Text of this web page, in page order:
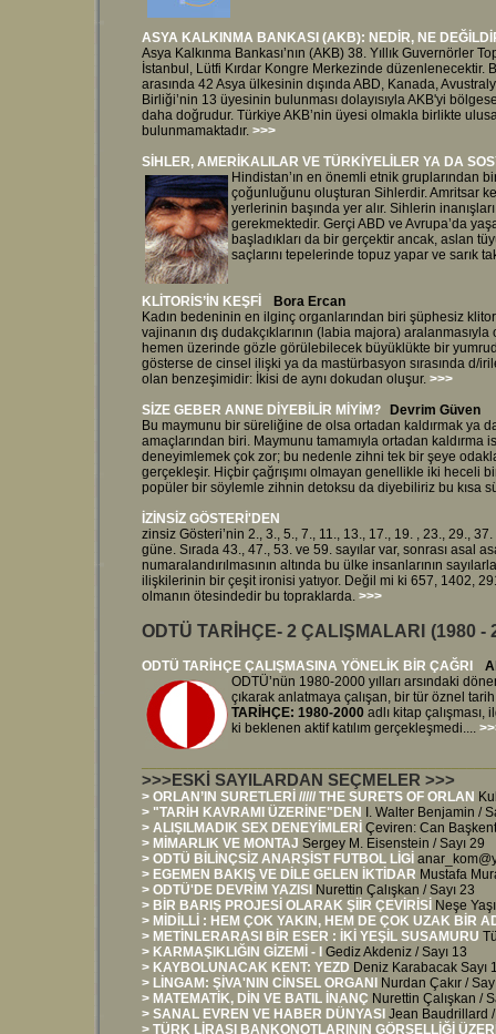
ASYA KALKINMA BANKASI (AKB): NEDİR, NE
Asya Kalkınma Bankası’nın (AKB) 38. Yıllık Guvernörler
İstanbul, Lütfi Kırdar Kongre Merkezinde düzenlenecektir.
arasında 42 Asya ülkesinin dışında ABD, Kanada,
Birliği’nin 13 üyesinin bulunması dolayısıyla AKB'yi
daha doğrudur. Türkiye AKB’nin üyesi olmakla birlikte
bulunmamaktadır. >>>
SİHLER, AMERİKALILAR VE TÜRKİYELİLER YA DA
Hindistan’ın en önemli etnik gruplarından
çoğunluğunu oluşturan Sihlerdir. Amritsar
yerlerinin başında yer alır. Sihlerin
gerekmektedir. Gerçi ABD ve Avrupa’da
başladıkları da bir gerçektir ancak, aslan
saçlarını tepelerinde topuz yapar ve sarık
KLİTORİS’İN KEŞFİ
Bora Ercan
Kadın bedeninin en ilginç organlarından biri şüphesiz
vajinanın dış dudakçıklarının (labia majora)
hemen üzerinde gözle görülebilecek büyüklükte bir
gösterse de cinsel ilişki ya da mastürbasyon sırasında d/
olan benzeşimidir: İkisi de aynı dokudan oluşur. >>>
SİZE GEBER ANNE DİYEBİLİR MİYİM?
Devrim Güven
Bu maymunu bir süreliğine de olsa ortadan kaldırmak ya
amaçlarından biri. Maymunu tamamıyla ortadan
deneyimlemek çok zor; bu nedenle zihni tek bir şeye
gerçekleşir. Hiçbir çağrışımı olmayan genellikle iki heceli
popüler bir söylemle zihnin detoksu da diyebiliriz bu kısa
İZİNSİZ GÖSTERİ'DEN
zinsiz Gösteri’nin 2., 3., 5., 7., 11., 13., 17., 19. , 23., 29., 37.
güne. Sırada 43., 47., 53. ve 59. sayılar var, sonrası asal
numaralandırılmasının altında bu ülke insanlarının
ilişkilerinin bir çeşit ironisi yatıyor. Değil mi ki 657, 1402,
olmanın ötesindedir bu topraklarda. >>>
ODTÜ TARİHÇE- 2 ÇALIŞMALARI (1980 -
ODTÜ TARİHÇE ÇALIŞMASINA YÖNELİK BİR ÇAĞRI
ODTÜ’nün 1980-2000 yılları arsındaki
çıkarak anlatmaya çalışan, bir tür öznel
TARİHÇE: 1980-2000 adlı kitap
ki beklenen aktif katılım gerçekleşmedi....
>>>ESKİ SAYILARDAN SEÇMELER >>>
> ORLAN’IN SURETLERİ ///// THE SURETS OF ORLAN
> "TARİH KAVRAMI ÜZERİNE"DEN I. Walter Benjamin /
> ALIŞILMADIK SEX DENEYİMLERİ Çeviren: Can
> MİMARLIK VE MONTAJ Sergey M. Eisenstein / Sayı 29
> ODTÜ BİLİNÇSİZ ANARŞİST FUTBOL LİGİ
> EGEMEN BAKIŞ VE DİLE GELEN İKTİDAR Mustafa
> ODTÜ'DE DEVRİM YAZISI Nurettin Çalışkan / Sayı 23
> BİR BARIŞ PROJESİ OLARAK ŞİİR ÇEVİRİSİ Neşe
> MİDİLLİ : HEM ÇOK YAKIN, HEM DE ÇOK UZAK BİR
> METİNLERARASI BİR ESER : İKİ YEŞİL SUSAMURU
> KARMAŞIKLIĞIN GİZEMİ - I Gediz Akdeniz / Sayı 13
> KAYBOLUNACAK KENT: YEZD Deniz Karabacak Sayı
> LİNGAM: ŞİVA'NIN CİNSEL ORGANI
Nurdan Çakır /
> MATEMATİK, DİN VE BATIL İNANÇ Nurettin Çalışkan /
> SANAL EVREN VE HABER DÜNYASI Jean Baudrillard /
> TÜRK LİRASI BANKONOTLARININ GÖRSELLİĞİ